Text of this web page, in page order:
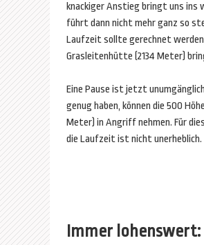
knackiger Anstieg bringt uns ins
führt dann nicht mehr ganz so
Laufzeit sollte gerechnet
Grasleitenhütte (2134 Meter)
Eine Pause ist jetzt
genug haben, können die 500
Meter) in Angriff nehmen. Für
die Laufzeit ist nicht unerheblich.
Immer